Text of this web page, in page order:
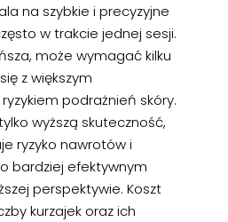
na szybkie i precyzyjne
w trakcie jednej sesji.
może wymagać kilku
z większym
podrażnień skóry.
wyższą skuteczność,
ryzyko nawrotów i
bardziej efektywnym
perspektywie. Koszt
kurzajek oraz ich